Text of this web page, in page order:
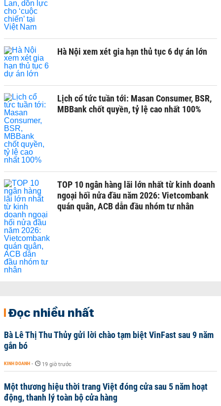
Hà Nội xem xét gia hạn thủ tục 6 dự án lớn
Lịch cổ tức tuần tới: Masan Consumer, BSR,
MBBank chốt quyền, tỷ lệ cao nhất 100%
TOP 10 ngân hàng lãi lớn nhất từ kinh doanh
ngoại hối nửa đầu năm 2026: Vietcombank
quán quân, ACB dẫn đầu nhóm tư nhân
Đọc nhiều nhất
Bà Lê Thị Thu Thủy gửi lời chào tạm biệt VinFast sau 9 năm
gắn bó
KINH DOANH - 19 giờ trước
Một thương hiệu thời trang Việt đóng cửa sau 5 năm hoạt
động, thanh lý toàn bộ cửa hàng